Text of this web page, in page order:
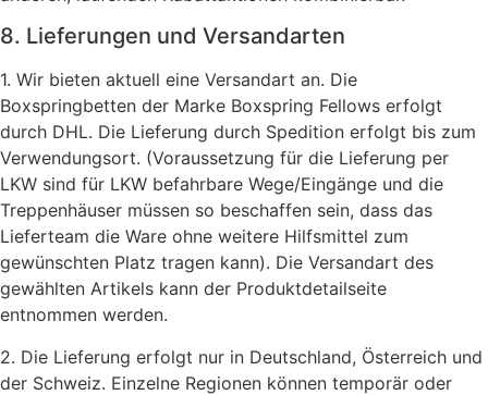
8. Lieferungen und Versandarten
1. Wir bieten aktuell eine Versandart an. Die
Boxspringbetten der Marke Boxspring Fellows erfolgt
durch DHL. Die Lieferung durch Spedition erfolgt bis zum
Verwendungsort. (Voraussetzung für die Lieferung per
LKW sind für LKW befahrbare Wege/Eingänge und die
Treppenhäuser müssen so beschaffen sein, dass das
Lieferteam die Ware ohne weitere Hilfsmittel zum
gewünschten Platz tragen kann). Die Versandart des
gewählten Artikels kann der Produktdetailseite
entnommen werden.
2. Die Lieferung erfolgt nur in Deutschland, Österreich und
der Schweiz. Einzelne Regionen können temporär oder